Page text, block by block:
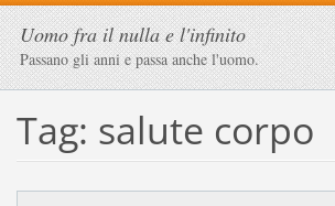
Uomo fra il nulla e l'infinito
Passano gli anni e passa anche l'uomo.
Tag: salute corpo